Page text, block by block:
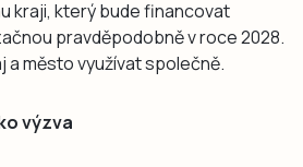
kraji, který bude financovat
pravděpodobně v roce 2028.
a město využívat společně.
výzva